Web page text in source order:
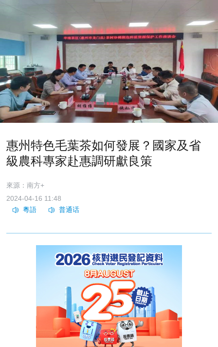
惠州特色毛葉茶如何發展？國家及省
級農科專家赴惠調研獻良策
來源：南方+
2024-04-16 11:48